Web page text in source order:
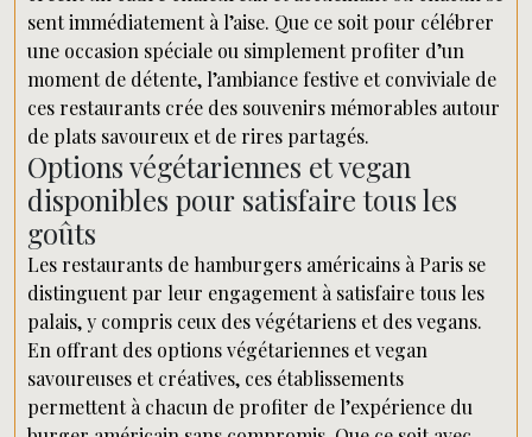
sent immédiatement à l’aise. Que ce soit pour célébrer
une occasion spéciale ou simplement profiter d’un
moment de détente, l’ambiance festive et conviviale de
ces restaurants crée des souvenirs mémorables autour
de plats savoureux et de rires partagés.
Options végétariennes et vegan
disponibles pour satisfaire tous les
goûts
Les restaurants de hamburgers américains à Paris se
distinguent par leur engagement à satisfaire tous les
palais, y compris ceux des végétariens et des vegans.
En offrant des options végétariennes et vegan
savoureuses et créatives, ces établissements
permettent à chacun de profiter de l’expérience du